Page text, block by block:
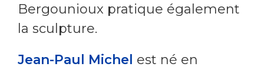
Bergounioux pratique également
la sculpture.
Jean-Paul Michel est né en